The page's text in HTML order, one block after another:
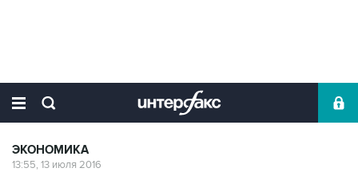
ЭКОНОМИКА
13:55, 13 июля 2016